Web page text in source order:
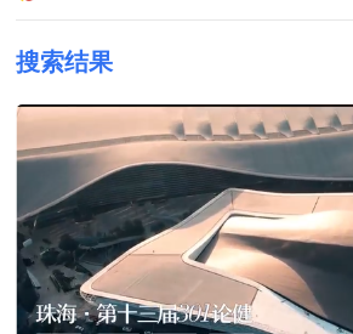
搜索结果